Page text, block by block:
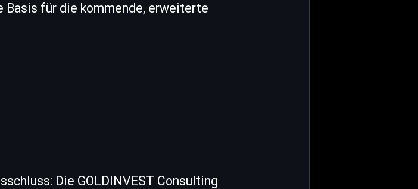
für die kommende, erweiterte
Die GOLDINVEST Consulting